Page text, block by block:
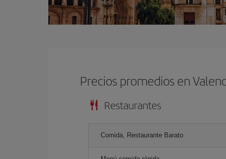
Precios promedios en
Restaurantes
Comida, Restaurante Barato